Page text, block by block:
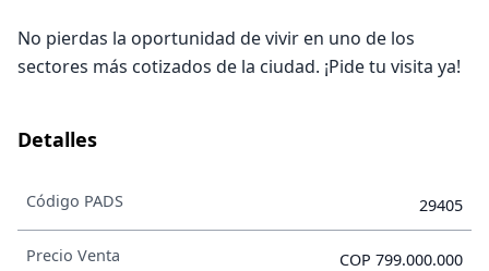
No pierdas la oportunidad de vivir en uno de los
sectores más cotizados de la ciudad. ¡Pide tu visita ya!
Detalles
Código PADS 29405
Precio Venta COP 799.000.000